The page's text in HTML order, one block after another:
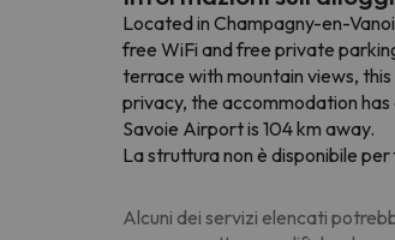
Located in Champagny-en-
free WiFi and free private
terrace with mountain views,
privacy, the accommodation
Savoie Airport is 104 km away.
La struttura non è disponibile
Alcuni dei servizi elencati